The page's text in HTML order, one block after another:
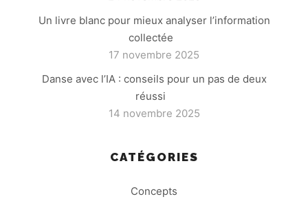
Un livre blanc pour mieux analyser l’information
collectée
17 novembre 2025
Danse avec l’IA : conseils pour un pas de deux
réussi
14 novembre 2025
CATÉGORIES
Concepts